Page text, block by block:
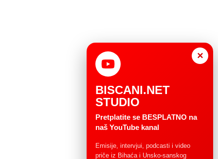
×
BISCANI.NET
STUDIO
Pretplatite se BESPLATNO na
naš YouTube kanal
Emisije, intervjui, podcasti i video
priče iz Bihaća i Unsko-sanskog